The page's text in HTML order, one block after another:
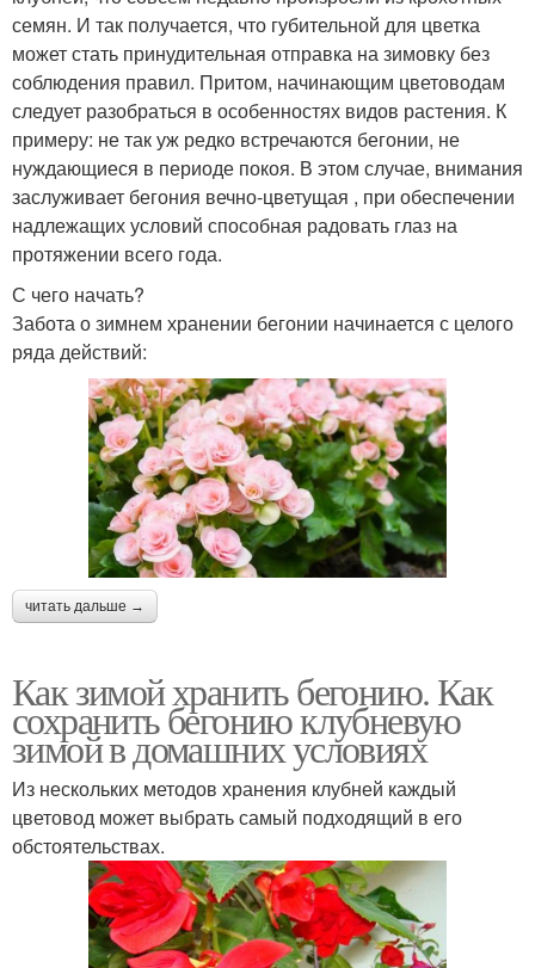
семян. И так получается, что губительной для цветка
может стать принудительная отправка на зимовку без
соблюдения правил. Притом, начинающим цветоводам
следует разобраться в особенностях видов растения. К
примеру: не так уж редко встречаются бегонии, не
нуждающиеся в периоде покоя. В этом случае, внимания
заслуживает бегония вечно-цветущая , при обеспечении
надлежащих условий способная радовать глаз на
протяжении всего года.
С чего начать?
Забота о зимнем хранении бегонии начинается с целого
ряда действий:
читать дальше →
Как зимой хранить бегонию. Как
сохранить бегонию клубневую
зимой в домашних условиях
Из нескольких методов хранения клубней каждый
цветовод может выбрать самый подходящий в его
обстоятельствах.